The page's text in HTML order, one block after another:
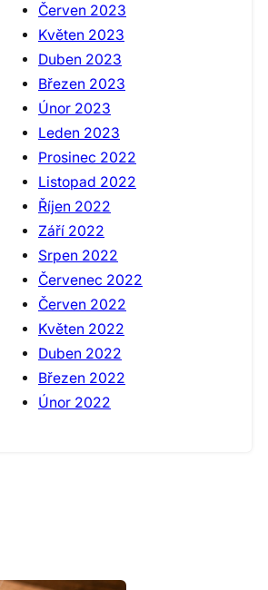
Červen 2023
Květen 2023
Duben 2023
Březen 2023
Únor 2023
Leden 2023
Prosinec 2022
Listopad 2022
Říjen 2022
Září 2022
Srpen 2022
Červenec 2022
Červen 2022
Květen 2022
Duben 2022
Březen 2022
Únor 2022